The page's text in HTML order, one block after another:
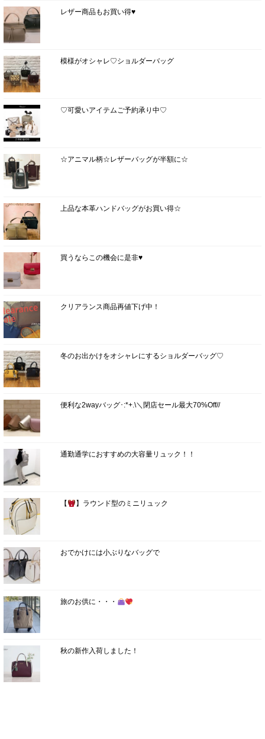
レザー商品もお買い得♥
模様がオシャレ♡ショルダーバッグ
♡可愛いアイテムご予約承り中♡
☆アニマル柄☆レザーバッグが半額に☆
上品な本革ハンドバッグがお買い得☆
買うならこの機会に是非♥
クリアランス商品再値下げ中！
冬のお出かけをオシャレにするショルダーバッグ♡
便利な2wayバッグ･:*+.\＼閉店セール最大70%Off//
通勤通学におすすめの大容量リュック！！
【 】ラウンド型のミニリュック
おでかけには小ぶりなバッグで
旅のお供に・・・
秋の新作入荷しました！